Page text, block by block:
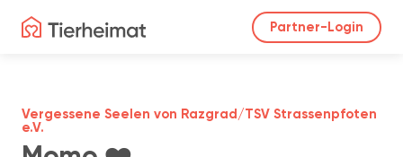
Partner-Login
Vergessene Seelen von Razgrad/TSV Strassenpfoten
e.V.